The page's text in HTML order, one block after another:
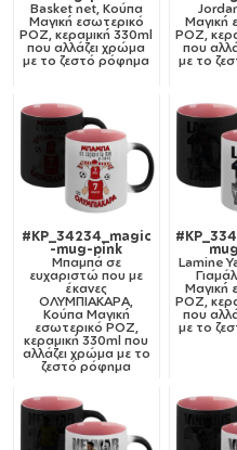
Basket net, Κούπα
Μαγική εσωτερικό
ΡΟΖ, κεραμική 330ml
που αλλάζει χρώμα
με το ζεστό ρόφημα
Μαγική
ΡΟΖ,
που
με το
#KP_34234_magic
-mug-pink
Μπαμπά σε
ευχαριστώ που με
έκανες
ΟΛΥΜΠΙΑΚΑΡΑ,
Κούπα Μαγική
εσωτερικό ΡΟΖ,
κεραμική 330ml που
αλλάζει χρώμα με το
ζεστό ρόφημα
Lamine
Μαγική
ΡΟΖ,
που
με το